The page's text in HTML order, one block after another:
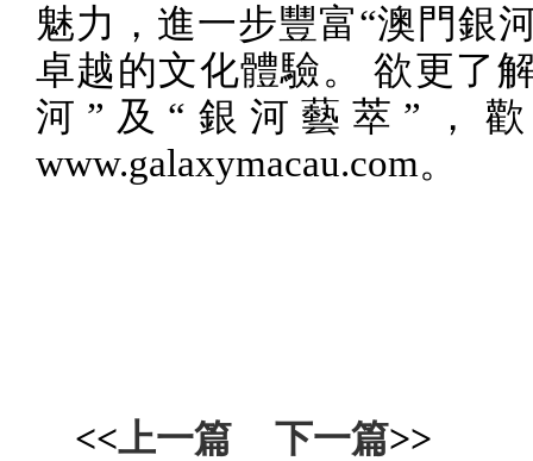
魅力，進一步豐富“澳門銀
卓越的文化體驗。 欲更了
河 ” 及 “ 銀河藝萃 ” ，
www.galaxymacau.com。
<<上一篇 下一篇>>